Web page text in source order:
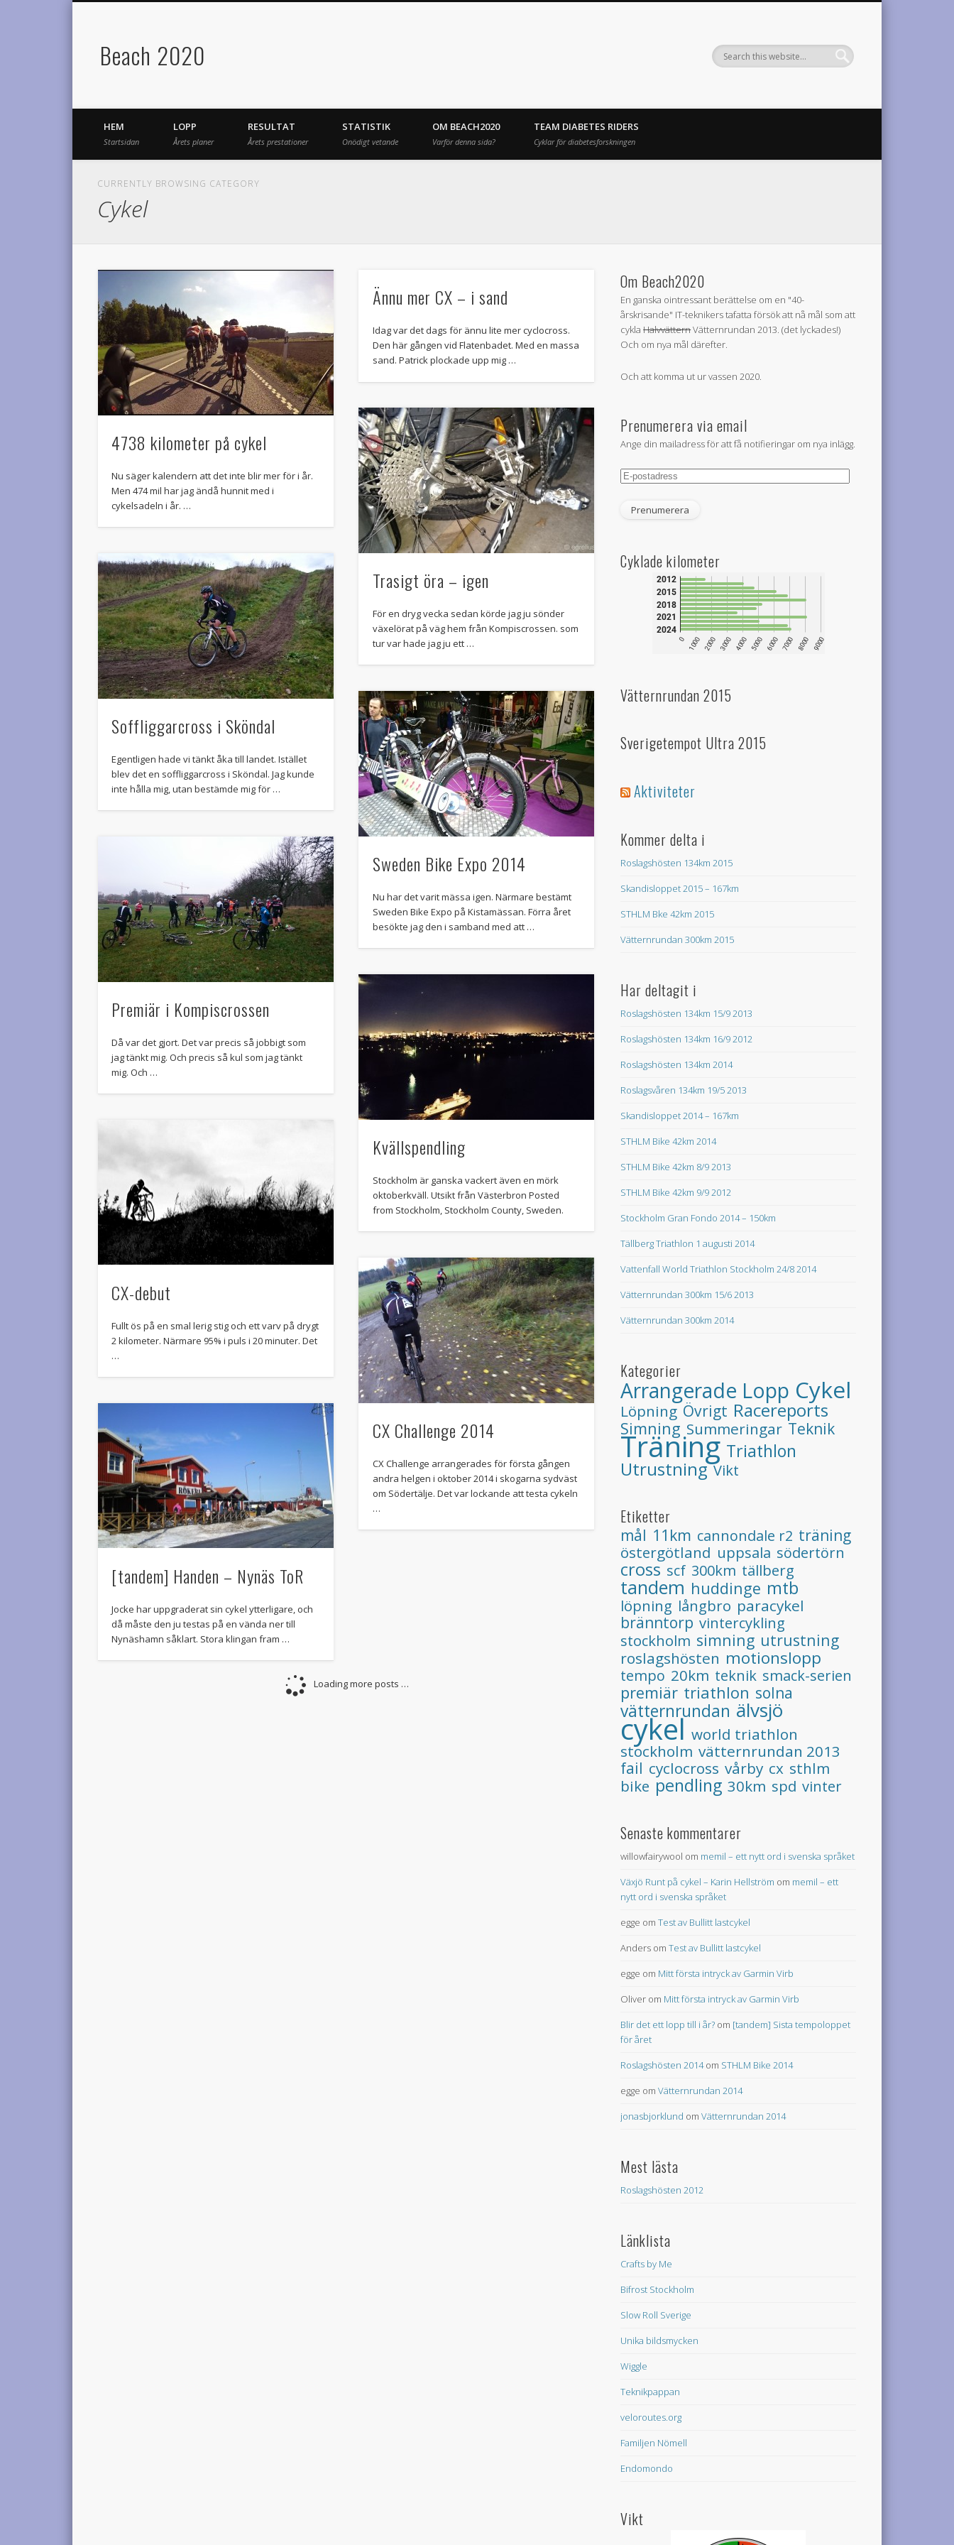
Beach 2020
HEM
Startsidan
LOPP
Årets planer
RESULTAT
Årets prestationer
STATISTIK
Onödigt vetande
OM BEACH2020
Varför denna sida?
TEAM DIABETES RIDERS
Cyklar för diabetesforskningen
CURRENTLY BROWSING CATEGORY
Cykel
4738 kilometer på cykel
Nu säger kalendern att det inte blir mer för i år.
Men 474 mil har jag ändå hunnit med i
cykelsadeln i år. …
Ännu mer CX – i sand
Idag var det dags för ännu lite mer cyclocross.
Den här gången vid Flatenbadet. Med en massa
sand. Patrick plockade upp mig …
Trasigt öra – igen
För en dryg vecka sedan körde jag ju sönder
växelörat på väg hem från Kompiscrossen. som
tur var hade jag ju ett …
Soffliggarcross i Sköndal
Egentligen hade vi tänkt åka till landet. Istället
blev det en soffliggarcross i Sköndal. Jag kunde
inte hålla mig, utan bestämde mig för …
Sweden Bike Expo 2014
Nu har det varit mässa igen. Närmare bestämt
Sweden Bike Expo på Kistamässan. Förra året
besökte jag den i samband med att …
Premiär i Kompiscrossen
Då var det gjort. Det var precis så jobbigt som
jag tänkt mig. Och precis så kul som jag tänkt
mig. Och …
Kvällspendling
Stockholm är ganska vackert även en mörk
oktoberkväll. Utsikt från Västerbron Posted
from Stockholm, Stockholm County, Sweden.
CX-debut
Fullt ös på en smal lerig stig och ett varv på drygt
2 kilometer. Närmare 95% i puls i 20 minuter. Det
…
CX Challenge 2014
CX Challenge arrangerades för första gången
andra helgen i oktober 2014 i skogarna sydväst
om Södertälje. Det var lockande att testa cykeln
…
[tandem] Handen – Nynäs ToR
Jocke har uppgraderat sin cykel ytterligare, och
då måste den ju testas på en vända ner till
Nynäshamn såklart. Stora klingan fram …
Loading more posts …
Om Beach2020
En ganska ointressant berättelse om en "40-
årskrisande" IT-teknikers tafatta försök att nå mål som att
cyklaHalvvätternVätternrundan 2013. (det lyckades!)
Och om nya mål därefter.
Och att komma ut ur vassen 2020.
Prenumerera via email
Ange din mailadress för att få notifieringar om nya inlägg.
E-
Cyklade kilometer
Vätternrundan 2015
Sverigetempot Ultra 2015
Aktiviteter
Kommer delta i
Roslagshösten 134km 2015
Skandisloppet 2015 – 167km
STHLM Bke 42km 2015
Vätternrundan 300km 2015
Har deltagit i
Roslagshösten 134km 15/9 2013
Roslagshösten 134km 16/9 2012
Roslagshösten 134km 2014
Roslagsvåren 134km 19/5 2013
Skandisloppet 2014 – 167km
STHLM Bike 42km 2014
STHLM Bike 42km 8/9 2013
STHLM Bike 42km 9/9 2012
Stockholm Gran Fondo 2014 – 150km
Tällberg Triathlon 1 augusti 2014
Vattenfall World Triathlon Stockholm 24/8 2014
Vätternrundan 300km 15/6 2013
Vätternrundan 300km 2014
Kategorier
Arrangerade Lopp Cykel
Löpning Övrigt Racereports
Simning Summeringar Teknik
Träning Triathlon
Utrustning Vikt
Etiketter
mål 11km cannondale r2 träning
östergötland uppsala södertörn
cross scf 300km tällberg
tandem huddinge mtb
löpning långbro paracykel
bränntorp vintercykling
stockholm simning utrustning
roslagshösten motionslopp
tempo 20km teknik smack-serien
premiär triathlon solna
vätternrundan älvsjö
cykel world triathlon
stockholm vätternrundan 2013
fail cyclocross vårby cx sthlm
bike pendling 30km spd vinter
Senaste kommentarer
willowfairywool om memil – ett nytt ord i svenska språket
Växjö Runt på cykel – Karin Hellström om memil – ett
nytt ord i svenska språket
egge omTest av Bullitt lastcykel
Anders omTest av Bullitt lastcykel
egge om Mitt första intryck av Garmin Virb
Oliver om Mitt första intryck av Garmin Virb
Blir det ett lopp till i år? om [tandem] Sista tempoloppet
för året
Roslagshösten 2014om STHLM Bike 2014
egge omVätternrundan 2014
jonasbjorklund omVätternrundan 2014
Mest lästa
Roslagshösten 2012
Länklista
Crafts by Me
Bifrost Stockholm
Slow Roll Sverige
Unika bildsmycken
Wiggle
Teknikpappan
veloroutes.org
Familjen Nömell
Endomondo
Vikt